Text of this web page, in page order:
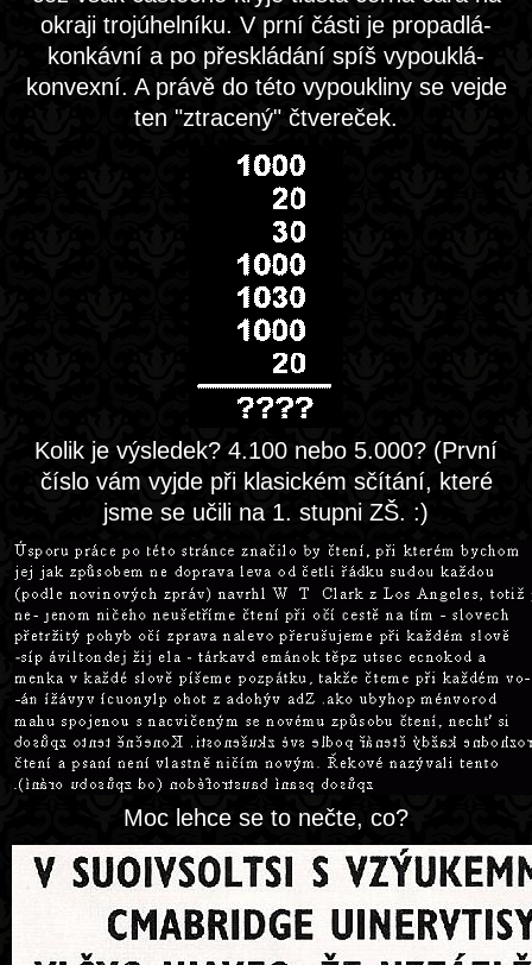
okraji trojúhelníku. V prní části je propadlá-
konkávní a po přeskládání spíš vypouklá-
konvexní. A právě do této vypoukliny se vejde
ten "ztracený" čtvereček.
Kolik je výsledek? 4.100 nebo 5.000? (První
číslo vám vyjde při klasickém sčítání, které
jsme se učili na 1. stupni ZŠ. :)
Moc lehce se to nečte, co?